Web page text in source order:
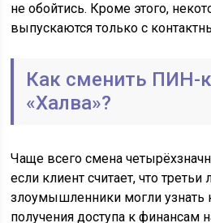
не обойтись. Кроме этого,
выпускаются только с
Как сменить ПИН-
«Халва»?
Чаще всего смена
если клиент считает, что третьи
злоумышленники могли
получения доступа к финансам